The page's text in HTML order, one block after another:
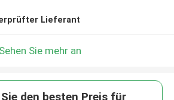
Lieferant
Sehen Sie mehr an
den besten Preis für